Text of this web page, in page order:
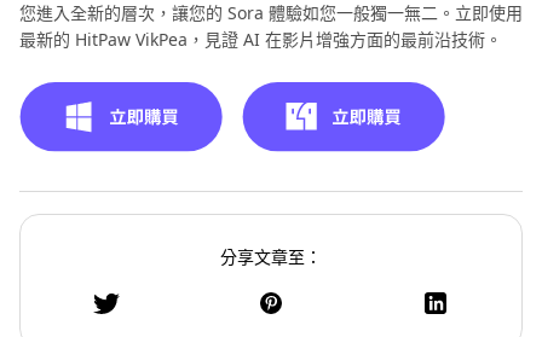
您進入全新的層次，讓您的 Sora 體驗如您一般獨一無二。立即使用
最新的 HitPaw VikPea，見證 AI 在影片增強方面的最前沿技術。
分享文章至：